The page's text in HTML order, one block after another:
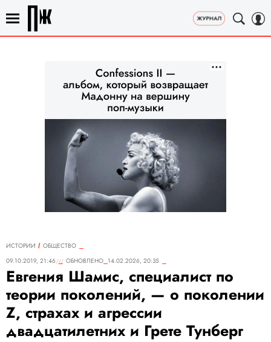
ИСТОРИИ
ОБЩЕСТВО
09.10.2019, 21:46
ОБНОВЛЕНО 14.02.2026, 20:35
Евгения Шамис, специалист по
теории поколений, — о поколении
Z, страхах и агрессии
двадцатилетних и Грете Тунберг